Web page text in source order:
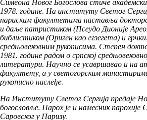
Симеона Новог Богослова стиче
1978. године. На институту Светог
париским факултетима наставља
и даље патристиком (Псеудо Дионије
библистиком (Ориген као егзегета) и
средњовековним рукописима. Степен
1981. године радом о српској
литератури. Научно се усавршавао и на
факултету, а у светогорским
рукописно наслеђе.
На Институту Светог Сергија предаје
богословље. Парох је и намесник
Саровског у Паризу.